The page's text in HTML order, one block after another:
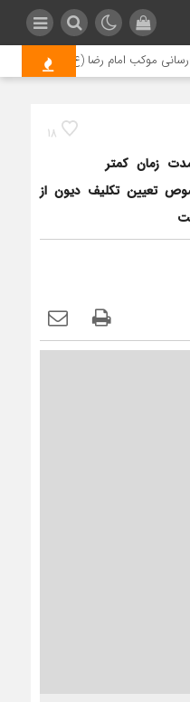
موکب امام رضا (ع) پتروشیمی اروند؛
18
زمان کمتر
تعیین تکلیف دیون از